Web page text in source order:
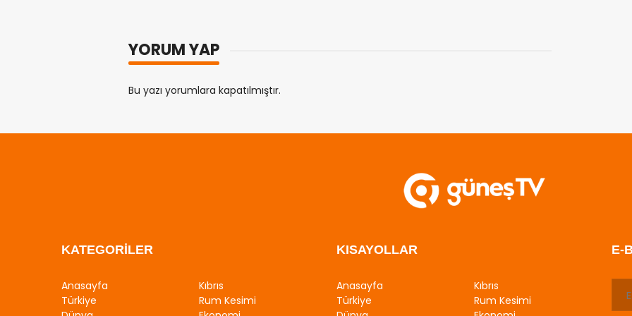
YORUM YAP
Bu yazı yorumlara kapatılmıştır.
KATEGORİLER
Anasayfa
Kıbrıs
Türkiye
Rum Kesimi
KISAYOLLAR
Anasayfa
Kıbrıs
Türkiye
Rum Kesimi
E-